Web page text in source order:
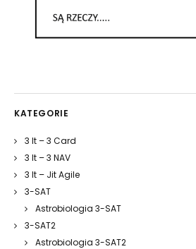
KATEGORIE
3 It – 3 Card
3 It – 3 NAV
3 It – Jit Agile
3-SAT
Astrobiologia 3-SAT
3-SAT2
Astrobiologia 3-SAT2